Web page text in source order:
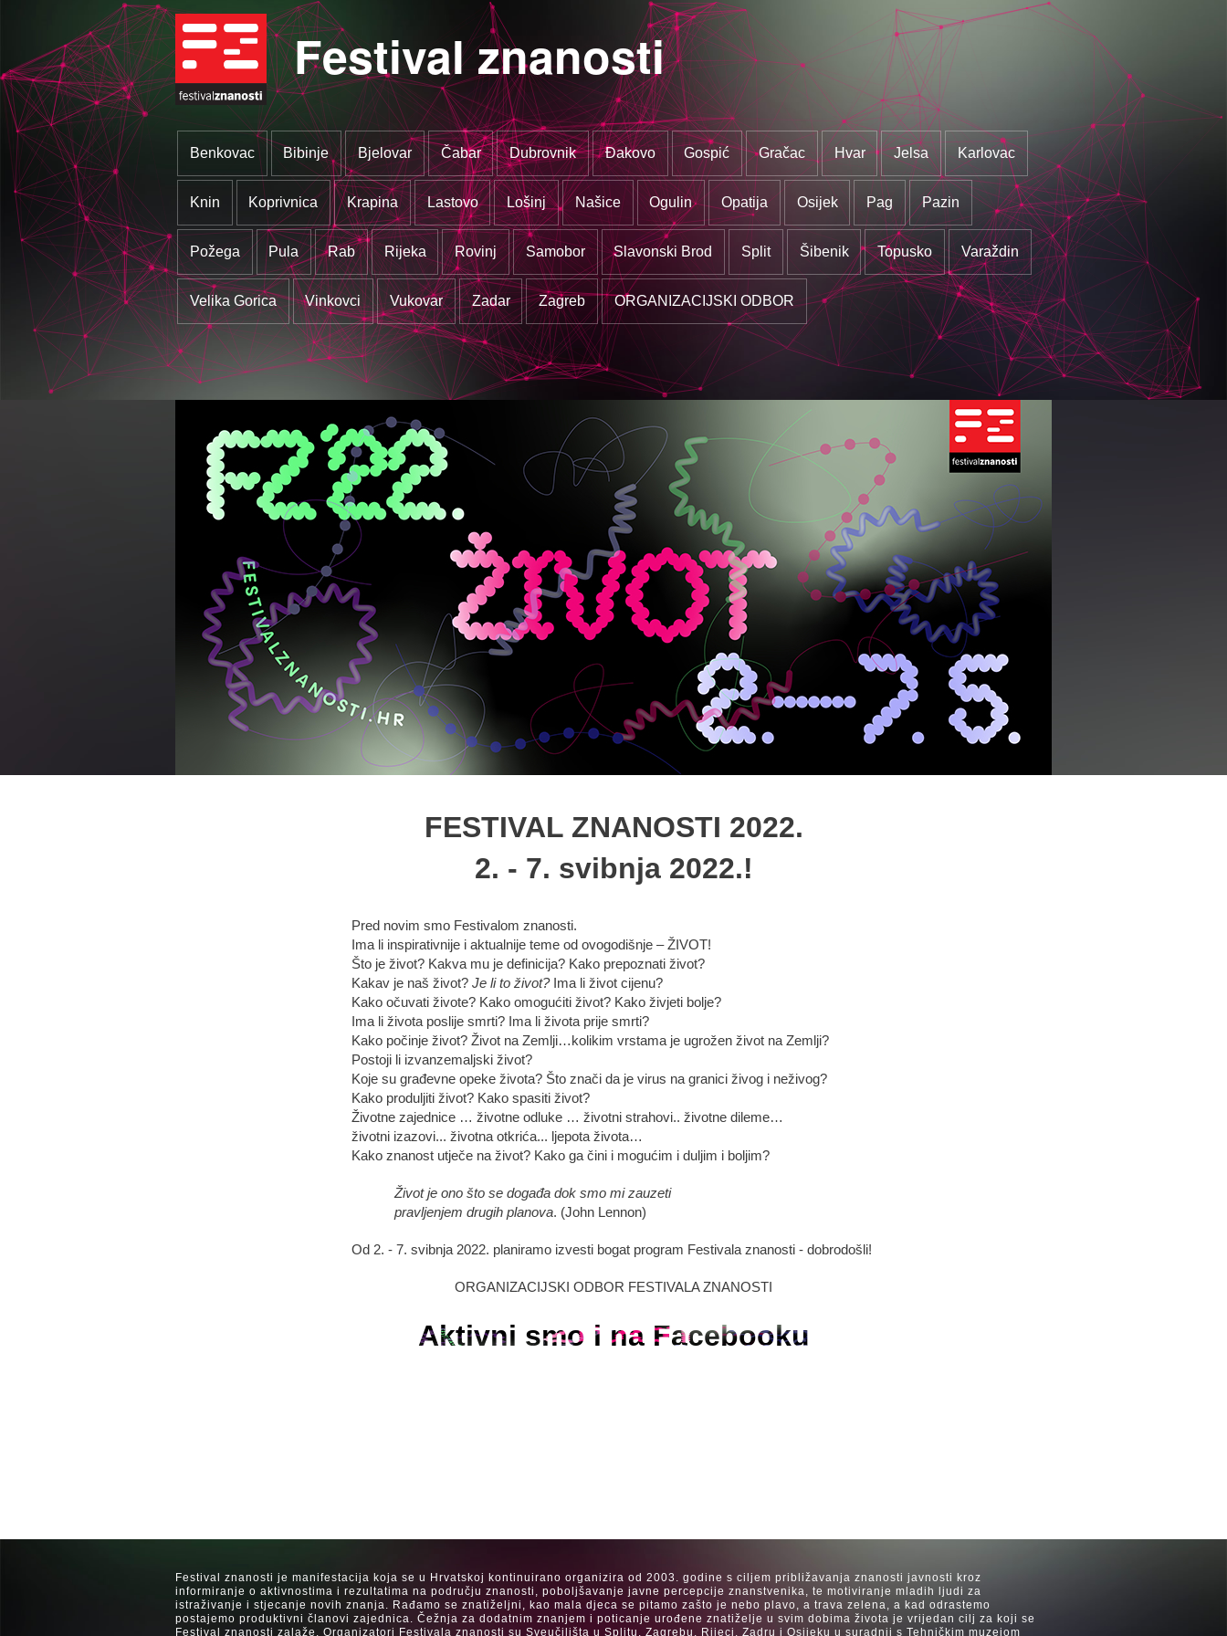
Festival znanosti
Benkovac Bibinje Bjelovar Čabar Dubrovnik Đakovo Gospić Gračac Hvar Jelsa Karlovac
Knin Koprivnica Krapina Lastovo Lošinj Našice Ogulin Opatija Osijek Pag Pazin
Požega Pula Rab Rijeka Rovinj Samobor Slavonski Brod Split Šibenik Topusko Varaždin
Velika Gorica Vinkovci Vukovar Zadar Zagreb ORGANIZACIJSKI ODBOR
FESTIVAL ZNANOSTI 2022.
2. - 7. svibnja 2022.!
Pred novim smo Festivalom znanosti.
Ima li inspirativnije i aktualnije teme od ovogodišnje – ŽIVOT!
Što je život? Kakva mu je definicija? Kako prepoznati život?
Kakav je naš život? Je li to život?Ima li život cijenu?
Kako očuvati živote? Kako omogućiti život? Kako živjeti bolje?
Ima li života poslije smrti? Ima li života prije smrti?
Kako počinje život? Život na Zemlji…kolikim vrstama je ugrožen život na Zemlji?
Postoji li izvanzemaljski život?
Koje su građevne opeke života? Što znači da je virus na granici živog i neživog?
Kako produljiti život? Kako spasiti život?
Životne zajednice … životne odluke … životni strahovi.. životne dileme…
životni izazovi... životna otkrića... ljepota života…
Kako znanost utječe na život? Kako ga čini i mogućim i duljim i boljim?
Život je ono što se događa dok smo mi zauzeti
pravljenjem drugih planova. (John Lennon)
Od 2. - 7. svibnja 2022. planiramo izvesti bogat program Festivala znanosti - dobrodošli!
ORGANIZACIJSKI ODBOR FESTIVALA ZNANOSTI
Aktivni smo i na Facebooku
Festival znanosti je manifestacija koja se u Hrvatskoj kontinuirano organizira od 2003. godine s ciljem približavanja znanosti javnosti kroz
informiranje o aktivnostima i rezultatima na području znanosti, poboljšavanje javne percepcije znanstvenika, te motiviranje mladih ljudi za
istraživanje i stjecanje novih znanja. Rađamo se znatiželjni, kao mala djeca se pitamo zašto je nebo plavo, a trava zelena, a kad odrastemo
postajemo produktivni članovi zajednica. Čežnja za dodatnim znanjem i poticanje urođene znatiželje u svim dobima života je vrijedan cilj za koji se
Festival znanosti zalaže. Organizatori Festivala znanosti su Sveučilišta u Splitu, Zagrebu, Rijeci, Zadru i Osijeku u suradnji s Tehničkim muzejom